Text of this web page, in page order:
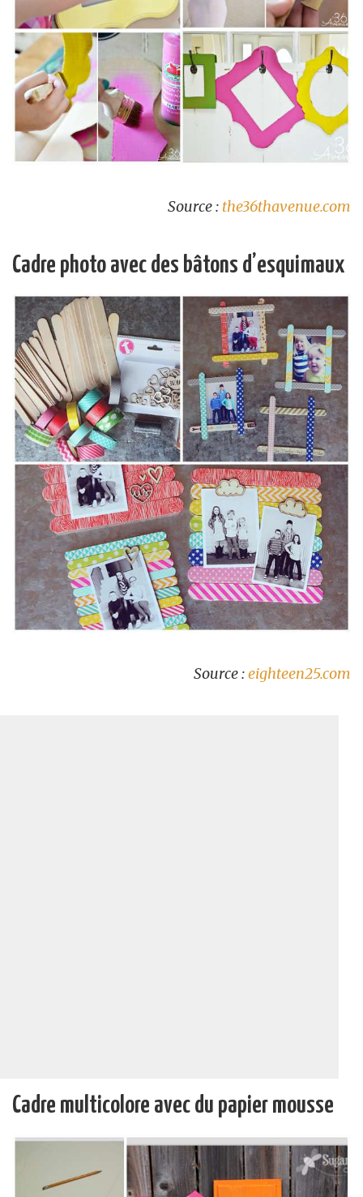
Source : the36thavenue.com
Cadre photo avec des bâtons d’esquimaux
Source :eighteen25.com
Cadre multicolore avec du papier mousse